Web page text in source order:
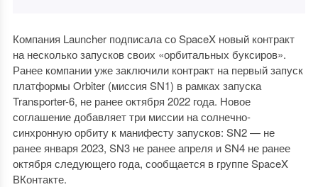
Компания Launcher подписала со SpaceX новый контракт
на несколько запусков своих «орбитальных буксиров».
Ранее компании уже заключили контракт на первый запуск
платформы Orbiter (миссия SN1) в рамках запуска
Transporter-6, не ранее октября 2022 года. Новое
соглашение добавляет три миссии на солнечно-
синхронную орбиту к манифесту запусков: SN2 — не
ранее января 2023, SN3 не ранее апреля и SN4 не ранее
октября следующего года, сообщается в группе SpaceX
ВКонтакте.